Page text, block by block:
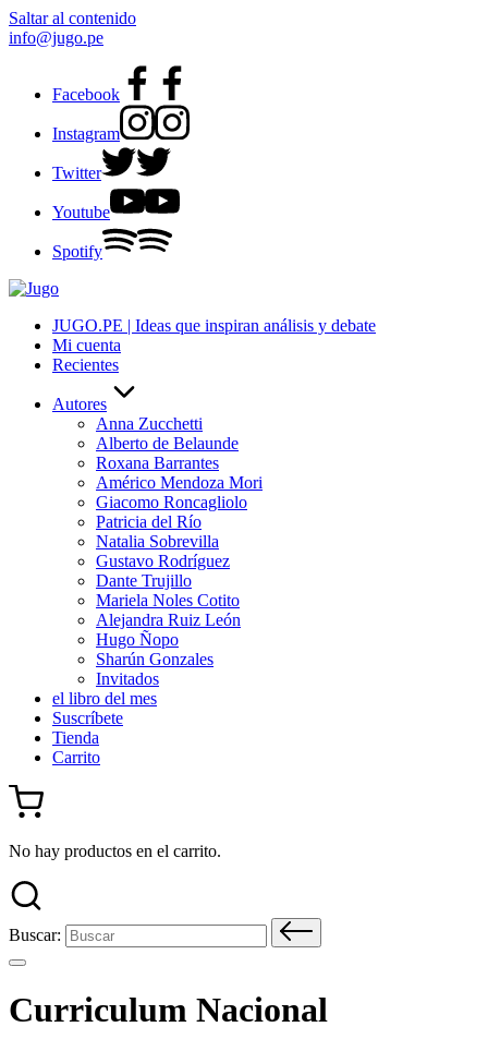
Saltar al contenido
info@jugo.pe
Facebook
Instagram
Twitter
Youtube
Spotify
JUGO.PE | Ideas que inspiran análisis y debate
Mi cuenta
Recientes
Autores
Anna Zucchetti
Alberto de Belaunde
Roxana Barrantes
Américo Mendoza Mori
Giacomo Roncagliolo
Patricia del Río
Natalia Sobrevilla
Gustavo Rodríguez
Dante Trujillo
Mariela Noles Cotito
Alejandra Ruiz León
Hugo Ñopo
Sharún Gonzales
Invitados
el libro del mes
Suscríbete
Tienda
Carrito
No hay productos en el carrito.
Buscar:
Curriculum Nacional